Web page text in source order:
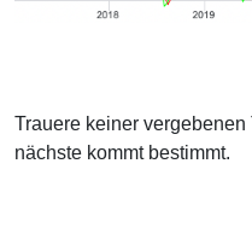
Trauere keiner
nächste kommt bestimmt.